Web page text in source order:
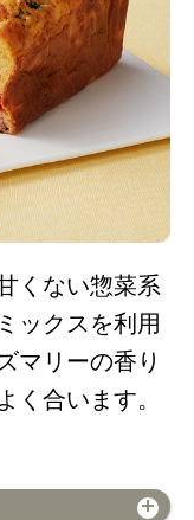
くない惣菜系
ックスを利用
マリーの香り
く合います。